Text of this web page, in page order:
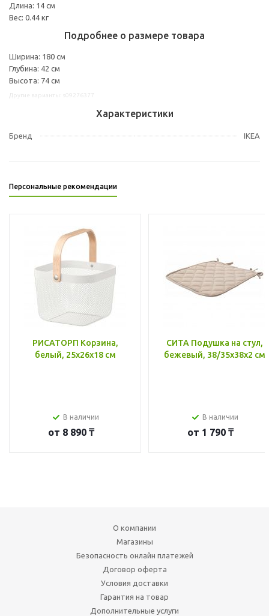
Длина: 14 см
Вес: 0.44 кг
Подробнее о размере товара
Ширина: 180 см
Глубина: 42 см
Высота: 74 см
Характеристики
Бренд IKEA
Персональные рекомендации
РИСАТОРП Корзина,
белый, 25x26x18 см
В наличии
от 8 890 ₸
СИТА Подушка на стул,
бежевый, 38/35x38x2 см
В наличии
от 1 790 ₸
О компании
Магазины
Безопасность онлайн платежей
Договор оферта
Условия доставки
Гарантия на товар
Дополнительные услуги